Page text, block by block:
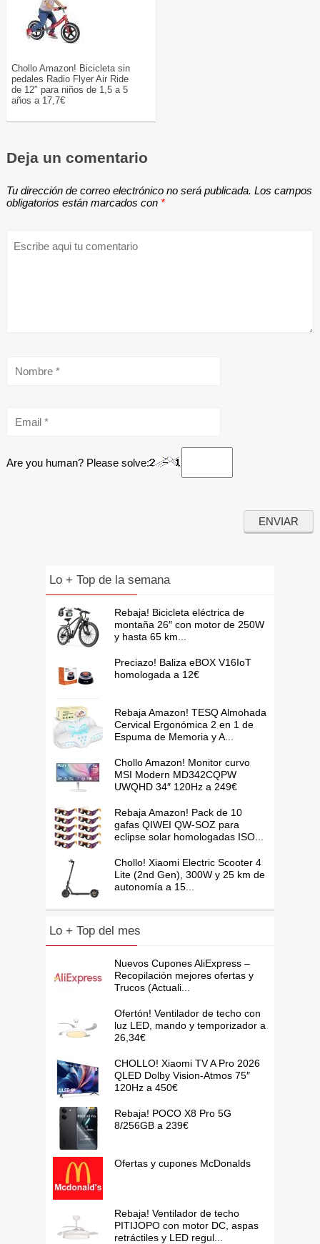
Chollo Amazon! Bicicleta sin
pedales Radio Flyer Air Ride
de 12″ para niños de 1,5 a 5
años a 17,7€
Deja un comentario
Tu dirección de correo electrónico no será publicada. Los campos
obligatorios están marcados con *
Are you human? Please solve:
Lo + Top de la semana
Rebaja! Bicicleta eléctrica de
montaña 26″ con motor de 250W
y hasta 65 km...
Preciazo! Baliza eBOX V16IoT
homologada a 12€
Rebaja Amazon! TESQ Almohada
Cervical Ergonómica 2 en 1 de
Espuma de Memoria y A...
Chollo Amazon! Monitor curvo
MSI Modern MD342CQPW
UWQHD 34″ 120Hz a 249€
Rebaja Amazon! Pack de 10
gafas QIWEI QW-SOZ para
eclipse solar homologadas ISO...
Chollo! Xiaomi Electric Scooter 4
Lite (2nd Gen), 300W y 25 km de
autonomía a 15...
Lo + Top del mes
Nuevos Cupones AliExpress –
Recopilación mejores ofertas y
Trucos (Actuali...
Ofertón! Ventilador de techo con
luz LED, mando y temporizador a
26,34€
CHOLLO! Xiaomi TV A Pro 2026
QLED Dolby Vision-Atmos 75″
120Hz a 450€
Rebaja! POCO X8 Pro 5G
8/256GB a 239€
Ofertas y cupones McDonalds
Rebaja! Ventilador de techo
PITIJOPO con motor DC, aspas
retráctiles y LED regul...